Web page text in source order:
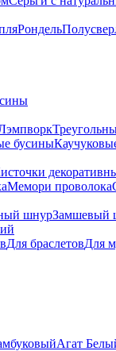
Рондель
бусины
Мемори проволока
шнурЗамшевый
Для браслетовДля
Агат